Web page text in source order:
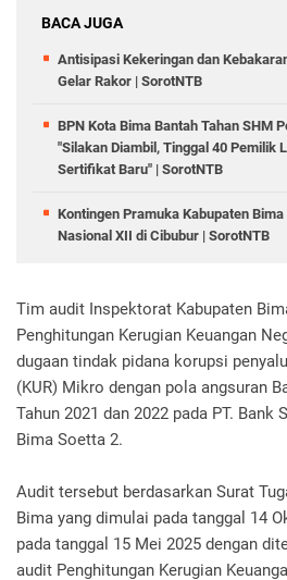
BACA JUGA
Antisipasi Kekeringan dan
Gelar Rakor | SorotNTB
BPN Kota Bima Bantah Tahan SHM
"Silakan Diambil, Tinggal 40 Pemilik
Sertifikat Baru" | SorotNTB
Kontingen Pramuka Kabupaten
Nasional XII di Cibubur | SorotNTB
Tim audit Inspektorat Kabupaten
Penghitungan Kerugian Keuangan
dugaan tindak pidana korupsi
(KUR) Mikro dengan pola angsuran
Tahun 2021 dan 2022 pada PT. Bank
Bima Soetta 2.
Audit tersebut berdasarkan Surat
Bima yang dimulai pada tanggal 14
pada tanggal 15 Mei 2025 dengan
audit Penghitungan Kerugian